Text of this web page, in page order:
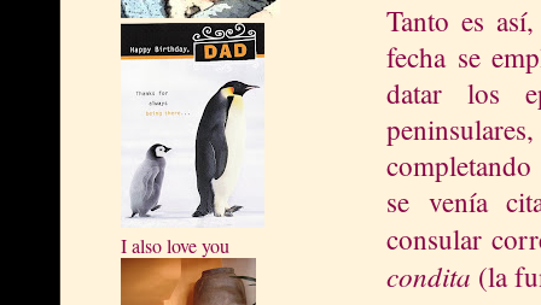
I also love you
Tanto es
fecha se
datar los
se venía
consular
condita (la